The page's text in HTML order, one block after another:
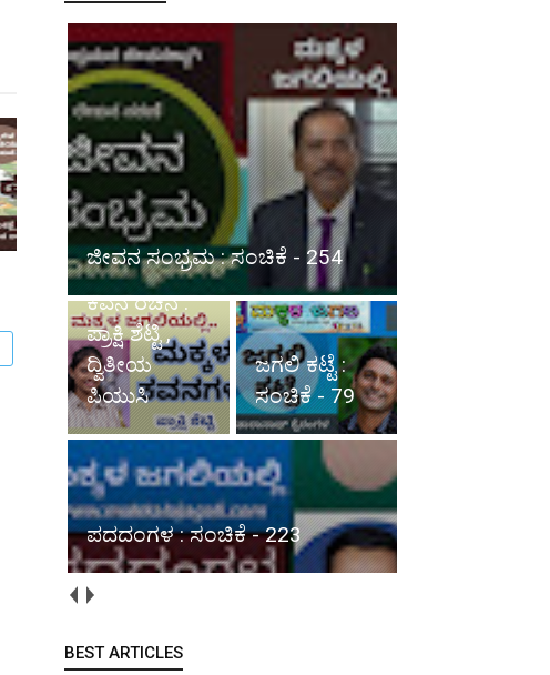
ಜೀವನ ಸಂಭ್ರಮ : ಸಂಚಿಕೆ - 254
ಮಕ್ಕಳ
ಕವನಗಳು :
ಸಂಚಿಕೆ - 70,
ಕವನ ರಚನೆ :
ಪ್ರಾಕ್ಷಿ ಶೆಟ್ಟಿ ,
ದ್ವಿತೀಯ
ಪಿಯುಸಿ
ಜಗಲಿ ಕಟ್ಟೆ :
ಸಂಚಿಕೆ - 79
ಪದದಂಗಳ : ಸಂಚಿಕೆ - 223
BEST ARTICLES